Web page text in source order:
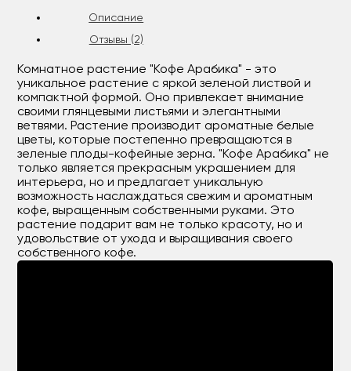
Описание
Отзывы (2)
Комнатное растение "Кофе Арабика" - это
уникальное растение с яркой зеленой листвой и
компактной формой. Оно привлекает внимание
своими глянцевыми листьями и элегантными
ветвями. Растение производит ароматные белые
цветы, которые постепенно превращаются в
зеленые плоды-кофейные зерна. "Кофе Арабика" не
только является прекрасным украшением для
интерьера, но и предлагает уникальную
возможность наслаждаться свежим и ароматным
кофе, выращенным собственными руками. Это
растение подарит вам не только красоту, но и
удовольствие от ухода и выращивания своего
собственного кофе.